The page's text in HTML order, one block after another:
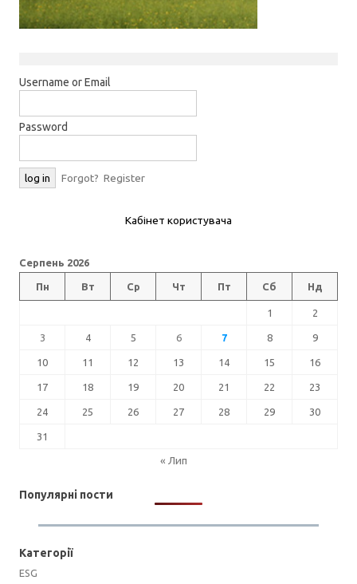
Username or Email
Password
Forgot? Register
Кабінет користувача
Серпень 2026
Пн Вт Ср Чт Пт Сб Нд
1 2
3 4 5 6 7 8 9
10 11 12 13 14 15 16
17 18 19 20 21 22 23
24 25 26 27 28 29 30
31
« Лип
Популярні пости
Категорії
ESG